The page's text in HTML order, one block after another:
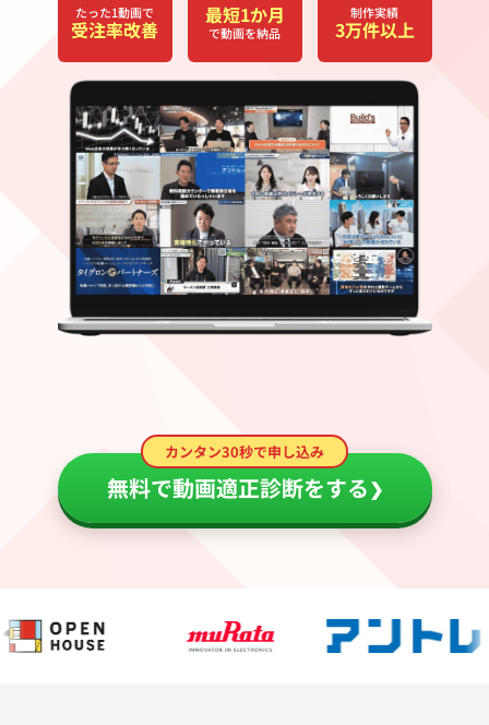
たった1動画で
受注率改善
最短1か月
で動画を納品
制作実績
3万件以上
カンタン30秒で申し込み
無料で動画適正診断をする❯